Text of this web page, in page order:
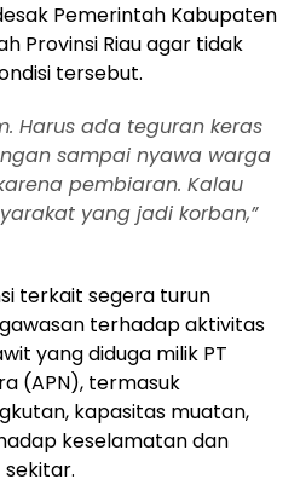
Pemerintah Kabupaten
Provinsi Riau agar tidak
tersebut.
Harus ada teguran keras
sampai nyawa warga
pembiaran. Kalau
yang jadi korban,”
terkait segera turun
terhadap aktivitas
yang diduga milik PT
(APN), termasuk
kapasitas muatan,
keselamatan dan